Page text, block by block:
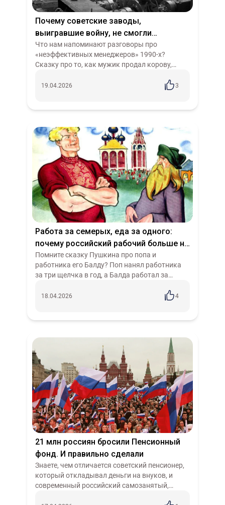
Почему советские заводы,
выигравшие войну, не смогли
победить рынок?
Что нам напоминают разговоры про
«неэффективных менеджеров» 1990-х?
Сказку про то, как мужик продал корову,
оказалось, что корову купил сосед, зарезал и
19.04.2026 3
Работа за семерых, еда за одного:
почему российский рабочий больше не
хочет «прыгать выше головы»
Помните сказку Пушкина про попа и
работника его Балду? Поп нанял работника
за три щелчка в год, а Балда работал за
эксплуатация, знакомая каждому, кто когда-
18.04.2026 4
21 млн россиян бросили Пенсионный
фонд. И правильно сделали
Знаете, чем отличается советский пенсионер,
который откладывал деньги на внуков, и
современный российский самозанятый,